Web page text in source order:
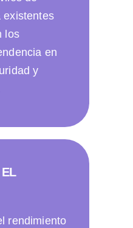
existentes
los
en
y
rendimiento